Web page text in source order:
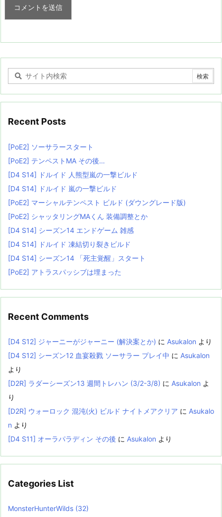
Recent Posts
[PoE2] ソーサラースタート
[PoE2] テンペストMA その後…
[D4 S14] ドルイド 人熊型嵐の一撃ビルド
[D4 S14] ドルイド 嵐の一撃ビルド
[PoE2] マーシャルテンペスト ビルド (ダウングレード版)
[PoE2] シャッタリングMAくん 装備調整とか
[D4 S14] シーズン14 エンドゲーム 雑感
[D4 S14] ドルイド 凍結切り裂きビルド
[D4 S14] シーズン14 「死主覚醒」スタート
[PoE2] アトラスパッシブは埋まった
Recent Comments
[D4 S12] ジャーニーがジャーニー (解決案とか) に Asukalon より
[D4 S12] シーズン12 血宴殺戮 ソーサラー プレイ中 に Asukalon
より
[D2R] ラダーシーズン13 週間トレハン (3/2-3/8) に Asukalon よ
り
[D2R] ウォーロック 混沌(火) ビルド ナイトメアクリア に Asukalo
n より
[D4 S11] オーラパラディン その後 に Asukalon より
Categories List
MonsterHunterWilds (32)